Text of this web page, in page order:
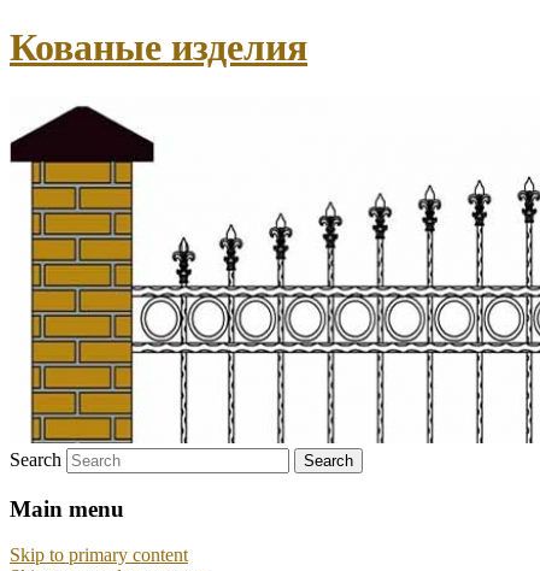
Кованые изделия
Search
Main menu
Skip to primary content